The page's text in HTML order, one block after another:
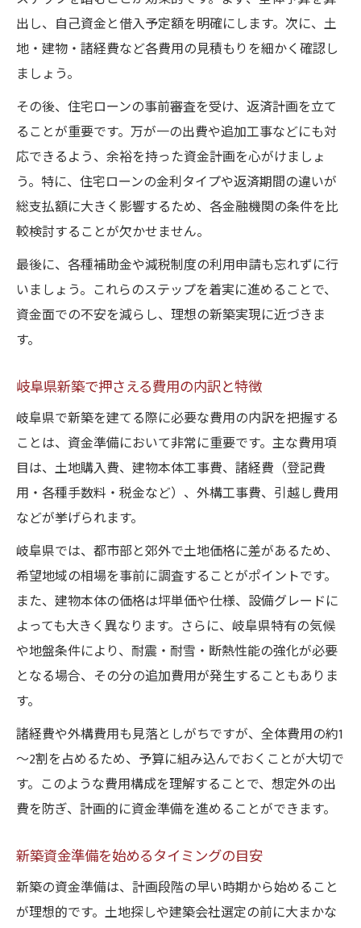
出し、自己資金と借入予定額を明確にします。次に、土
地・建物・諸経費など各費用の見積もりを細かく確認し
ましょう。
その後、住宅ローンの事前審査を受け、返済計画を立て
ることが重要です。万が一の出費や追加工事などにも対
応できるよう、余裕を持った資金計画を心がけましょ
う。特に、住宅ローンの金利タイプや返済期間の違いが
総支払額に大きく影響するため、各金融機関の条件を比
較検討することが欠かせません。
最後に、各種補助金や減税制度の利用申請も忘れずに行
いましょう。これらのステップを着実に進めることで、
資金面での不安を減らし、理想の新築実現に近づきま
す。
岐阜県新築で押さえる費用の内訳と特徴
岐阜県で新築を建てる際に必要な費用の内訳を把握する
ことは、資金準備において非常に重要です。主な費用項
目は、土地購入費、建物本体工事費、諸経費（登記費
用・各種手数料・税金など）、外構工事費、引越し費用
などが挙げられます。
岐阜県では、都市部と郊外で土地価格に差があるため、
希望地域の相場を事前に調査することがポイントです。
また、建物本体の価格は坪単価や仕様、設備グレードに
よっても大きく異なります。さらに、岐阜県特有の気候
や地盤条件により、耐震・耐雪・断熱性能の強化が必要
となる場合、その分の追加費用が発生することもありま
す。
諸経費や外構費用も見落としがちですが、全体費用の約1
～2割を占めるため、予算に組み込んでおくことが大切で
す。このような費用構成を理解することで、想定外の出
費を防ぎ、計画的に資金準備を進めることができます。
新築資金準備を始めるタイミングの目安
新築の資金準備は、計画段階の早い時期から始めること
が理想的です。土地探しや建築会社選定の前に大まかな